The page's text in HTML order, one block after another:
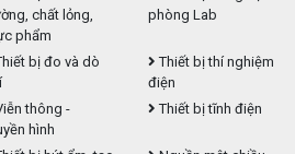
chất lỏng,
phẩm
phòng Lab
bị đo và dò
Thiết bị thí nghiệm
điện
thông -
hình
Thiết bị tĩnh điện